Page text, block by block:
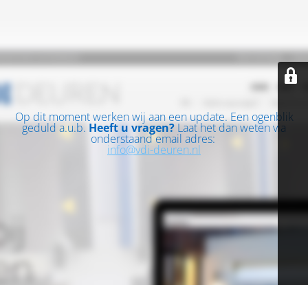
Op dit moment werken wij aan een update. Een ogenblik
geduld a.u.b. Heeft u vragen? Laat het dan weten via
onderstaand email adres:
info@vdi-deuren.nl